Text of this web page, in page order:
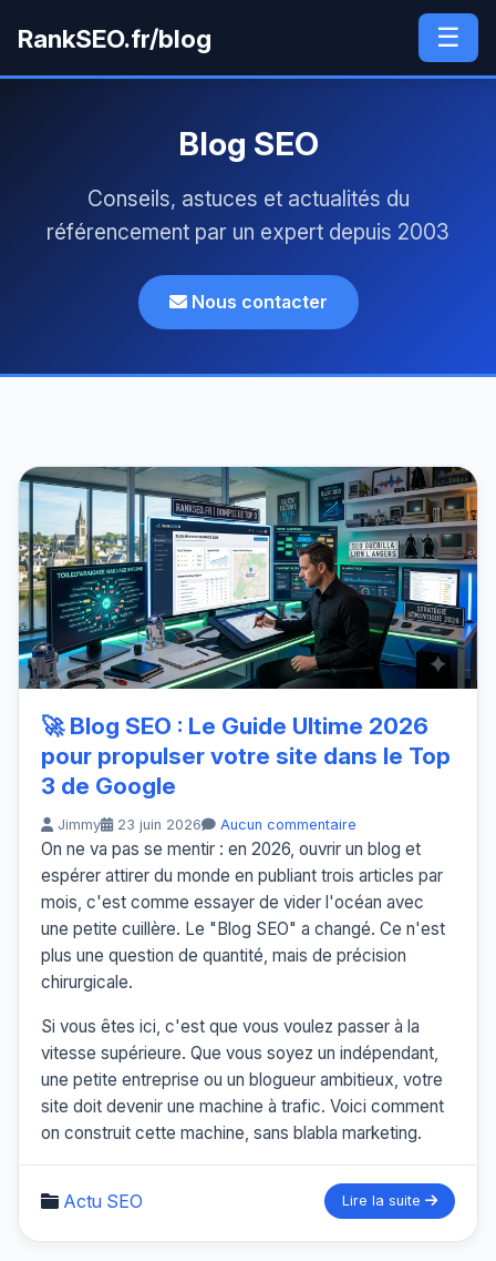
RankSEO.fr/blog ☰
Blog SEO
Conseils, astuces et actualités du
référencement par un expert depuis 2003
Nous contacter
🚀 Blog SEO : Le Guide Ultime 2026
pour propulser votre site dans le Top
3 de Google
Jimmy 23 juin 2026 Aucun commentaire
On ne va pas se mentir : en 2026, ouvrir un blog et
espérer attirer du monde en publiant trois articles par
mois, c'est comme essayer de vider l'océan avec
une petite cuillère. Le "Blog SEO" a changé. Ce n'est
plus une question de quantité, mais de précision
chirurgicale.
Si vous êtes ici, c'est que vous voulez passer à la
vitesse supérieure. Que vous soyez un indépendant,
une petite entreprise ou un blogueur ambitieux, votre
site doit devenir une machine à trafic. Voici comment
on construit cette machine, sans blabla marketing.
Actu SEO Lire la suite